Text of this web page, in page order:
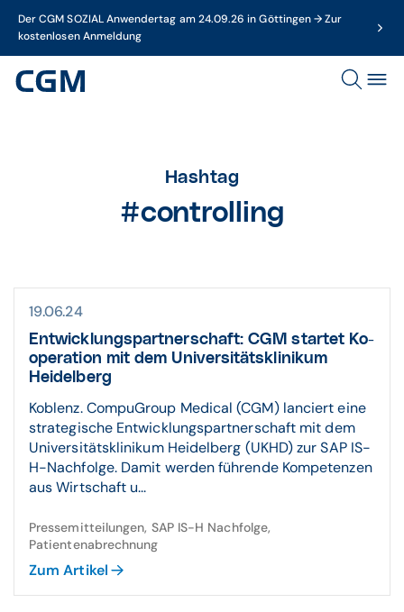
Der CGM SOZIAL Anwendertag am 24.09.26 in Göttingen → Zur
kostenlosen Anmeldung
Hashtag
#controlling
19.06.24
Entwick­lungs­partner­schaft: CGM startet Ko­
operation mit dem Univer­sitäts­klinikum
Heidelberg
Koblenz. CompuGroup Medical (CGM) lanciert eine
strategische Entwicklungspartnerschaft mit dem
Universitätsklinikum Heidelberg (UKHD) zur SAP IS-
H-Nachfolge. Damit werden führende Kompetenzen
aus Wirtschaft u...
Pressemitteilungen, SAP IS-H Nachfolge,
Patientenabrechnung
Zum Artikel